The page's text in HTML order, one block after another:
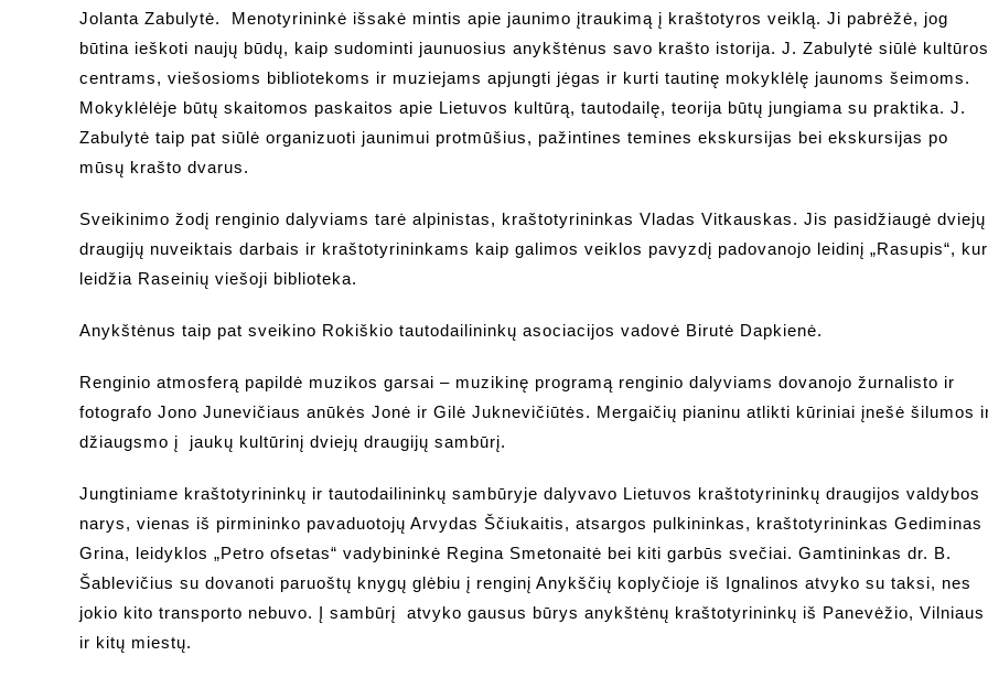
Jolanta Zabulytė. Menotyrininkė išsakė mintis apie jaunimo įtraukimą į kraštotyros veiklą. Ji pabrėžė, jog
būtina ieškoti naujų būdų, kaip sudominti jaunuosius anykštėnus savo krašto istorija. J. Zabulytė siūlė kultūros
centrams, viešosioms bibliotekoms ir muziejams apjungti jėgas ir kurti tautinę mokyklėlę jaunoms šeimoms.
Mokyklėlėje būtų skaitomos paskaitos apie Lietuvos kultūrą, tautodailę, teorija būtų jungiama su praktika. J.
Zabulytė taip pat siūlė organizuoti jaunimui protmūšius, pažintines temines ekskursijas bei ekskursijas po
mūsų krašto dvarus.
Sveikinimo žodį renginio dalyviams tarė alpinistas, kraštotyrininkas Vladas Vitkauskas. Jis pasidžiaugė dviejų
draugijų nuveiktais darbais ir kraštotyrininkams kaip galimos veiklos pavyzdį padovanojo leidinį „Rasupis“,
leidžia Raseinių viešoji biblioteka.
Anykštėnus taip pat sveikino Rokiškio tautodailininkų asociacijos vadovė Birutė Dapkienė.
Renginio atmosferą papildė muzikos garsai – muzikinę programą renginio dalyviams dovanojo žurnalisto ir
fotografo Jono Junevičiaus anūkės Jonė ir Gilė Juknevičiūtės. Mergaičių pianinu atlikti kūriniai įnešė šilumos
džiaugsmo į jaukų kultūrinį dviejų draugijų sambūrį.
Jungtiniame kraštotyrininkų ir tautodailininkų sambūryje dalyvavo Lietuvos kraštotyrininkų draugijos valdybos
narys, vienas iš pirmininko pavaduotojų Arvydas Ščiukaitis, atsargos pulkininkas, kraštotyrininkas Gediminas
Grina, leidyklos „Petro ofsetas“ vadybininkė Regina Smetonaitė bei kiti garbūs svečiai. Gamtininkas dr. B.
Šablevičius su dovanoti paruoštų knygų glėbiu į renginį Anykščių koplyčioje iš Ignalinos atvyko su taksi, nes
jokio kito transporto nebuvo. Į sambūrį atvyko gausus būrys anykštėnų kraštotyrininkų iš Panevėžio, Vilniaus
ir kitų miestų.